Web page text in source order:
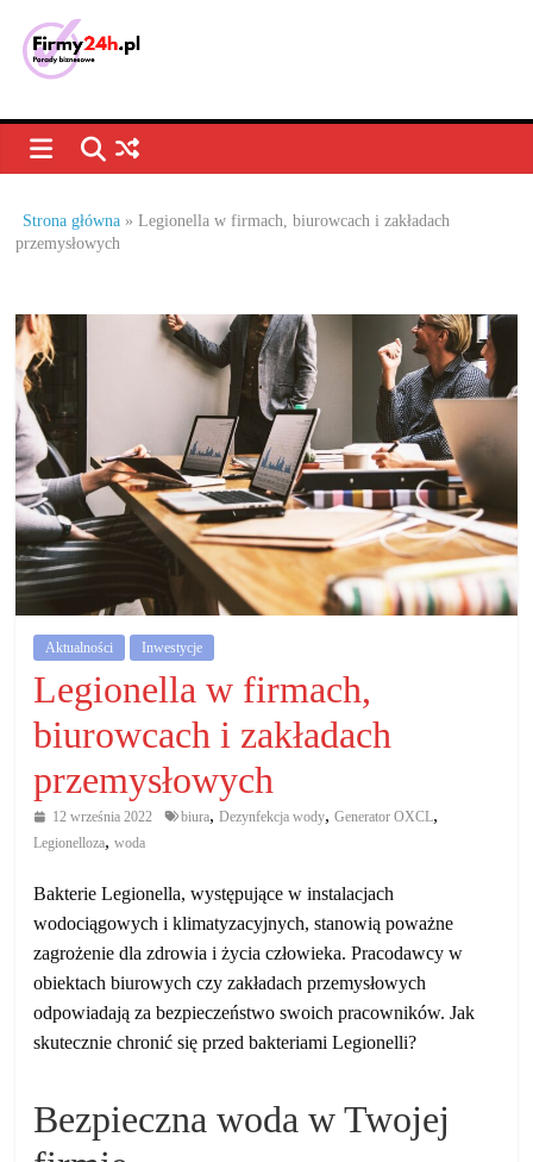
contentPorady
biznesowe,
dla
–
jak
prowadzić
działalność
gospodarczą.
Porady
biznesowe
Strona główna »Legionella w firmach, biurowcach i zakładach
przemysłowych
Aktualności Inwestycje
Legionella w firmach,
biurowcach i zakładach
przemysłowych
12 września 2022 biura, Dezynfekcja wody, Generator OXCL,
Legionelloza,woda
Bakterie Legionella, występujące w instalacjach
wodociągowych i klimatyzacyjnych, stanowią poważne
zagrożenie dla zdrowia i życia człowieka. Pracodawcy w
obiektach biurowych czy zakładach przemysłowych
odpowiadają za bezpieczeństwo swoich pracowników. Jak
skutecznie chronić się przed bakteriami Legionelli?
Bezpieczna woda w Twojej